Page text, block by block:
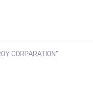
CORPARATION"